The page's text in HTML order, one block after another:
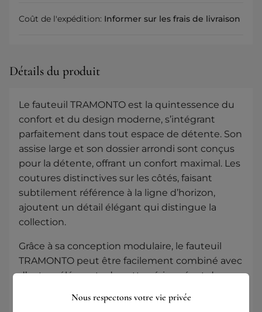
Coût de l'expédition: Informer sur les frais de livraison
Détails du produit
Le fauteuil TRAMONTO est la quintessence du
confort et du design moderne, s’intégrant
parfaitement dans tout espace de détente. Son
assise large et son dossier arrondi sont conçus
pour la détente, offrant un confort maximal. Les
coutures distinctives sur les côtés, faisant
subtilement référence à la ligne d’horizon,
ajoutent un détail élégant qui distingue la
collection.
Grâce à sa conception modulaire, le fauteuil
TRAMONTO peut être facilement combiné avec
d’autres éléments de cette série, créant des
Choisissez des couleurs sobres ou optez pour
Nous respectons votre vie privée